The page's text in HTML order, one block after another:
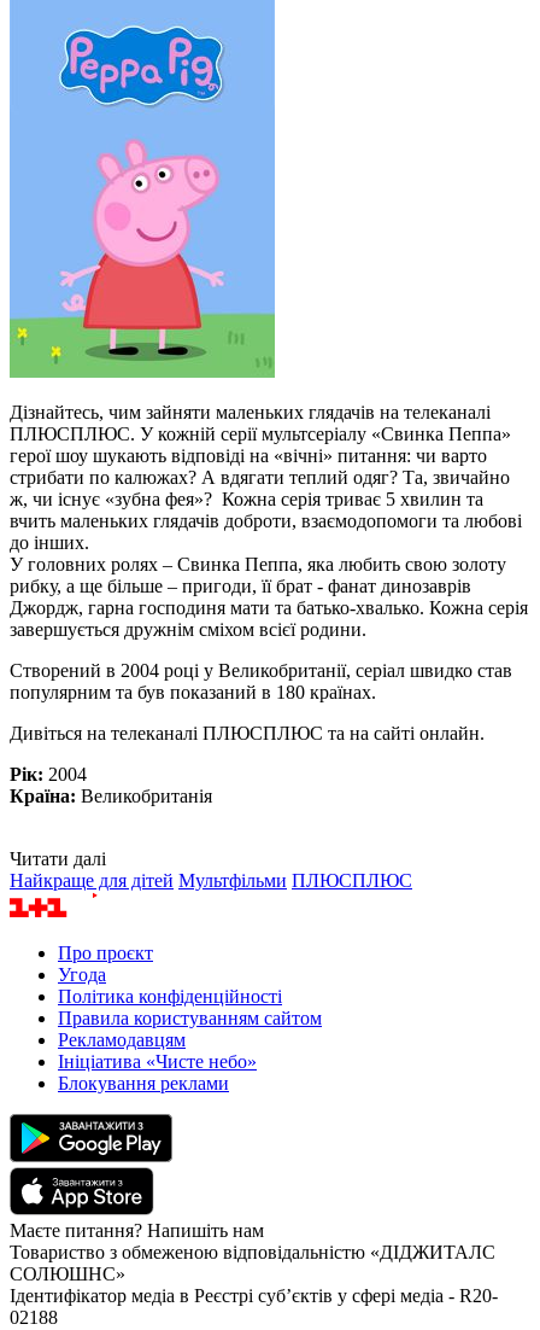
Дізнайтесь, чим зайняти маленьких глядачів на телеканалі
ПЛЮСПЛЮС. У кожній серії мультсеріалу «Свинка Пеппа»
герої шоу шукають відповіді на «вічні» питання: чи варто
стрибати по калюжах? А вдягати теплий одяг? Та, звичайно
ж, чи існує «зубна фея»? Кожна серія триває 5 хвилин та
вчить маленьких глядачів доброти, взаємодопомоги та любові
до інших.
У головних ролях – Свинка Пеппа, яка любить свою золоту
рибку, а ще більше – пригоди, її брат - фанат динозаврів
Джордж, гарна господиня мати та батько-хвалько. Кожна серія
завершується дружнім сміхом всієї родини.
Створений в 2004 році у Великобританії, серіал швидко став
популярним та був показаний в 180 країнах.
Дивіться на телеканалі ПЛЮСПЛЮС та на сайті онлайн.
Рік: 2004
Країна: Великобританія
Читати далі
Найкраще для дітей Мультфільми ПЛЮСПЛЮС
Про проєкт
Угода
Політика конфіденційності
Правила користуванням сайтом
Рекламодавцям
Ініціатива «Чисте небо»
Блокування реклами
Маєте питання? Напишіть нам
Товариство з обмеженою відповідальністю «ДІДЖИТАЛС
СОЛЮШНС»
Ідентифікатор медіа в Реєстрі суб’єктів у сфері медіа - R20-
02188